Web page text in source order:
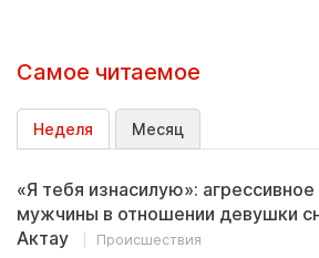
Самое читаемое
Неделя Месяц
«Я тебя изнасилую»:
мужчины в отношении девушки
Актау
Происшествия